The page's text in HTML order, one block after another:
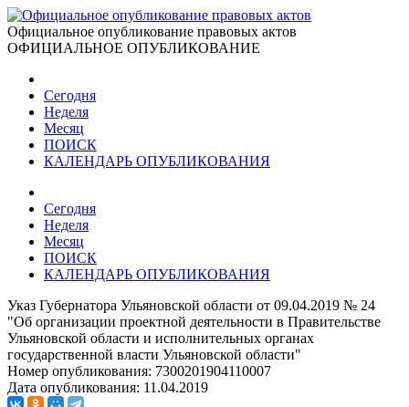
Официальное опубликование правовых актов
ОФИЦИАЛЬНОЕ ОПУБЛИКОВАНИЕ
Сегодня
Неделя
Месяц
ПОИСК
КАЛЕНДАРЬ ОПУБЛИКОВАНИЯ
Сегодня
Неделя
Месяц
ПОИСК
КАЛЕНДАРЬ ОПУБЛИКОВАНИЯ
Указ Губернатора Ульяновской области от 09.04.2019 № 24
"Об организации проектной деятельности в Правительстве
Ульяновской области и исполнительных органах
государственной власти Ульяновской области"
Номер опубликования: 7300201904110007
Дата опубликования: 11.04.2019